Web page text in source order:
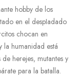
hobby de los
en el despIadado
chocan en
la humanidad está
herejes, mutantes y
para la batalla.